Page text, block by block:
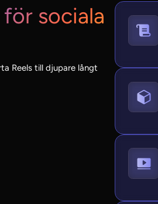
sociala
Reels till djupare långt